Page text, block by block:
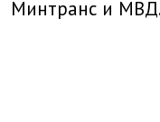
Минтранс и